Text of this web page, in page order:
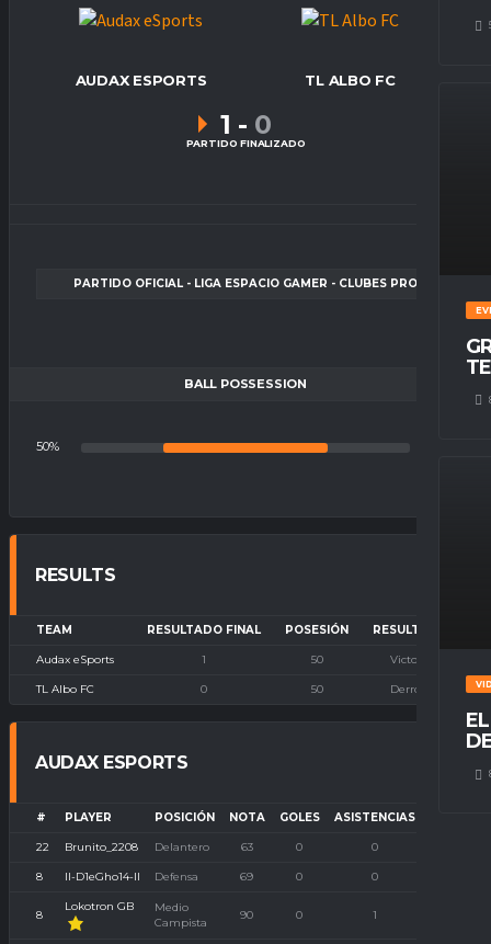
AUDAX ESPORTS TL ALBO FC
1 - 0
PARTIDO FINALIZADO
PARTIDO OFICIAL - LIGA ESPACIO GAMER - CLUBES PRO
BALL POSSESSION
50%
RESULTS
TEAM RESULTADO FINAL POSESIÓN RESULTADO
Audax eSports 1 50 Victoria
TL Albo FC 0 50 Derrota
AUDAX ESPORTS
# PLAYER POSICIÓN NOTA GOLES ASISTENCIAS
22 Brunito_2208 Delantero 63 0 0
8 II-D1eGho14-II Defensa 69 0 0
8
Lokotron GB
Medio
Campista
90 0 1